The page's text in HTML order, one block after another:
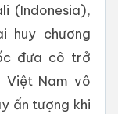
(Indonesia),
huy chương
đưa cô trở
Nam vô
ấn tượng khi